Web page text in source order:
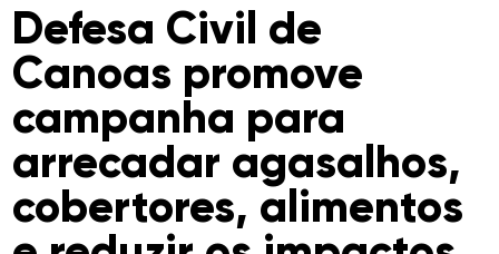
Defesa Civil de
Canoas promove
campanha para
arrecadar agasalhos,
cobertores, alimentos